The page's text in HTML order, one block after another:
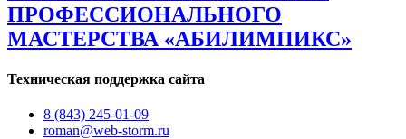
ПРОФЕССИОНАЛЬНОГО
МАСТЕРСТВА «АБИЛИМПИКС»
Техническая поддержка сайта
8 (843) 245-01-09
roman@web-storm.ru